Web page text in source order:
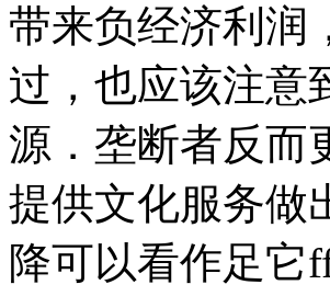
带来负经济利润
过，也应该注意
源．垄断者反而
提供文化服务做
降可以看作足它